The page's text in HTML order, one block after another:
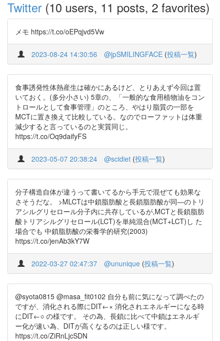
Twitter (10 users, 11 posts, 2 favorites)
メモ https://t.co/oEPqjvd5Vw
2023-08-24 14:30:56 @jpSMILINGFACE (投稿一覧)
食事誘発性体熱産生は確かにあるけど、とりあえず今回は置
いておく。(多分小さい) 5章の、「一般的な食用植物油をコン
トロールとして食事管理」のところ、やはり脂質の一部を
MCTに置き換えて比較している。なのでローファットは体重
減少すると言っているのと実質同じ。
https://t.co/Oq9daifyFS
2023-05-07 20:38:24 @scidiet (投稿一覧)
分子構造自体が違うって書いてるから手元で混ぜても効果な
さそうだな。 >MLCTは中鎖脂肪酸と長鎖脂肪酸が同―のトリ
アシルグリセロール分子内に共存しているが,MCTと長鎖脂肪
酸トリアシルグリセロール(LCT)を単純混合(MCT+LCT)し た
場合でも 中鎖脂肪酸の栄養学的研究(2003)
https://t.co/jenAb3kY7W
2022-03-27 02:47:37 @ununique (投稿一覧)
@syota0815 @masa_fit0102 自分も前に気になって調べたの
ですが、消化される際にDIT←× 消化されエネルギーになる時
にDIT←○ の様です。 その為、長鎖に比べて中鎖はエネルギ
ー化が速い為、DITが高くなるのは正しい様です。
https://t.co/ZiRnLjcSDN